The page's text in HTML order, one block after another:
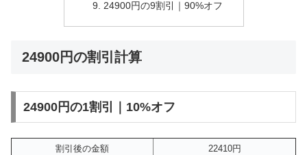
24900円の9割引｜90%オフ
24900円の割引計算
24900円の1割引｜10%オフ
割引後の金額
22410円